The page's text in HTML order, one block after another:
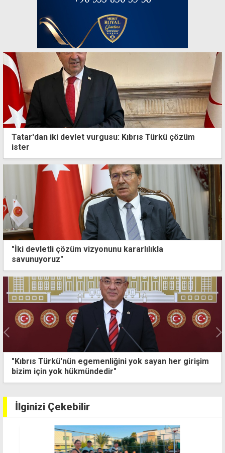
Tatar'dan iki devlet vurgusu: Kıbrıs Türkü çözüm
ister
"İki devletli çözüm vizyonunu kararlılıkla
savunuyoruz"
"Kıbrıs Türkü'nün egemenliğini yok sayan her girişim
bizim için yok hükmündedir"
İlginizi Çekebilir